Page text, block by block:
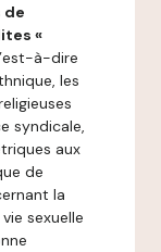
de
«
à-dire
les
syndicale,
aux
de
la
sexuelle